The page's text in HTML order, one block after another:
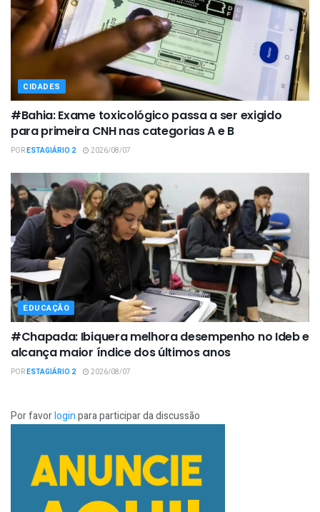
CIDADES
#Bahia: Exame toxicológico passa a ser exigido
para primeira CNH nas categorias A e B
PORESTAGIÁRIO 2 2026/08/07
EDUCAÇÃO
#Chapada: Ibiquera melhora desempenho no Ideb e
alcança maior índice dos últimos anos
PORESTAGIÁRIO 2 2026/08/07
Por favorloginpara participar da discussão